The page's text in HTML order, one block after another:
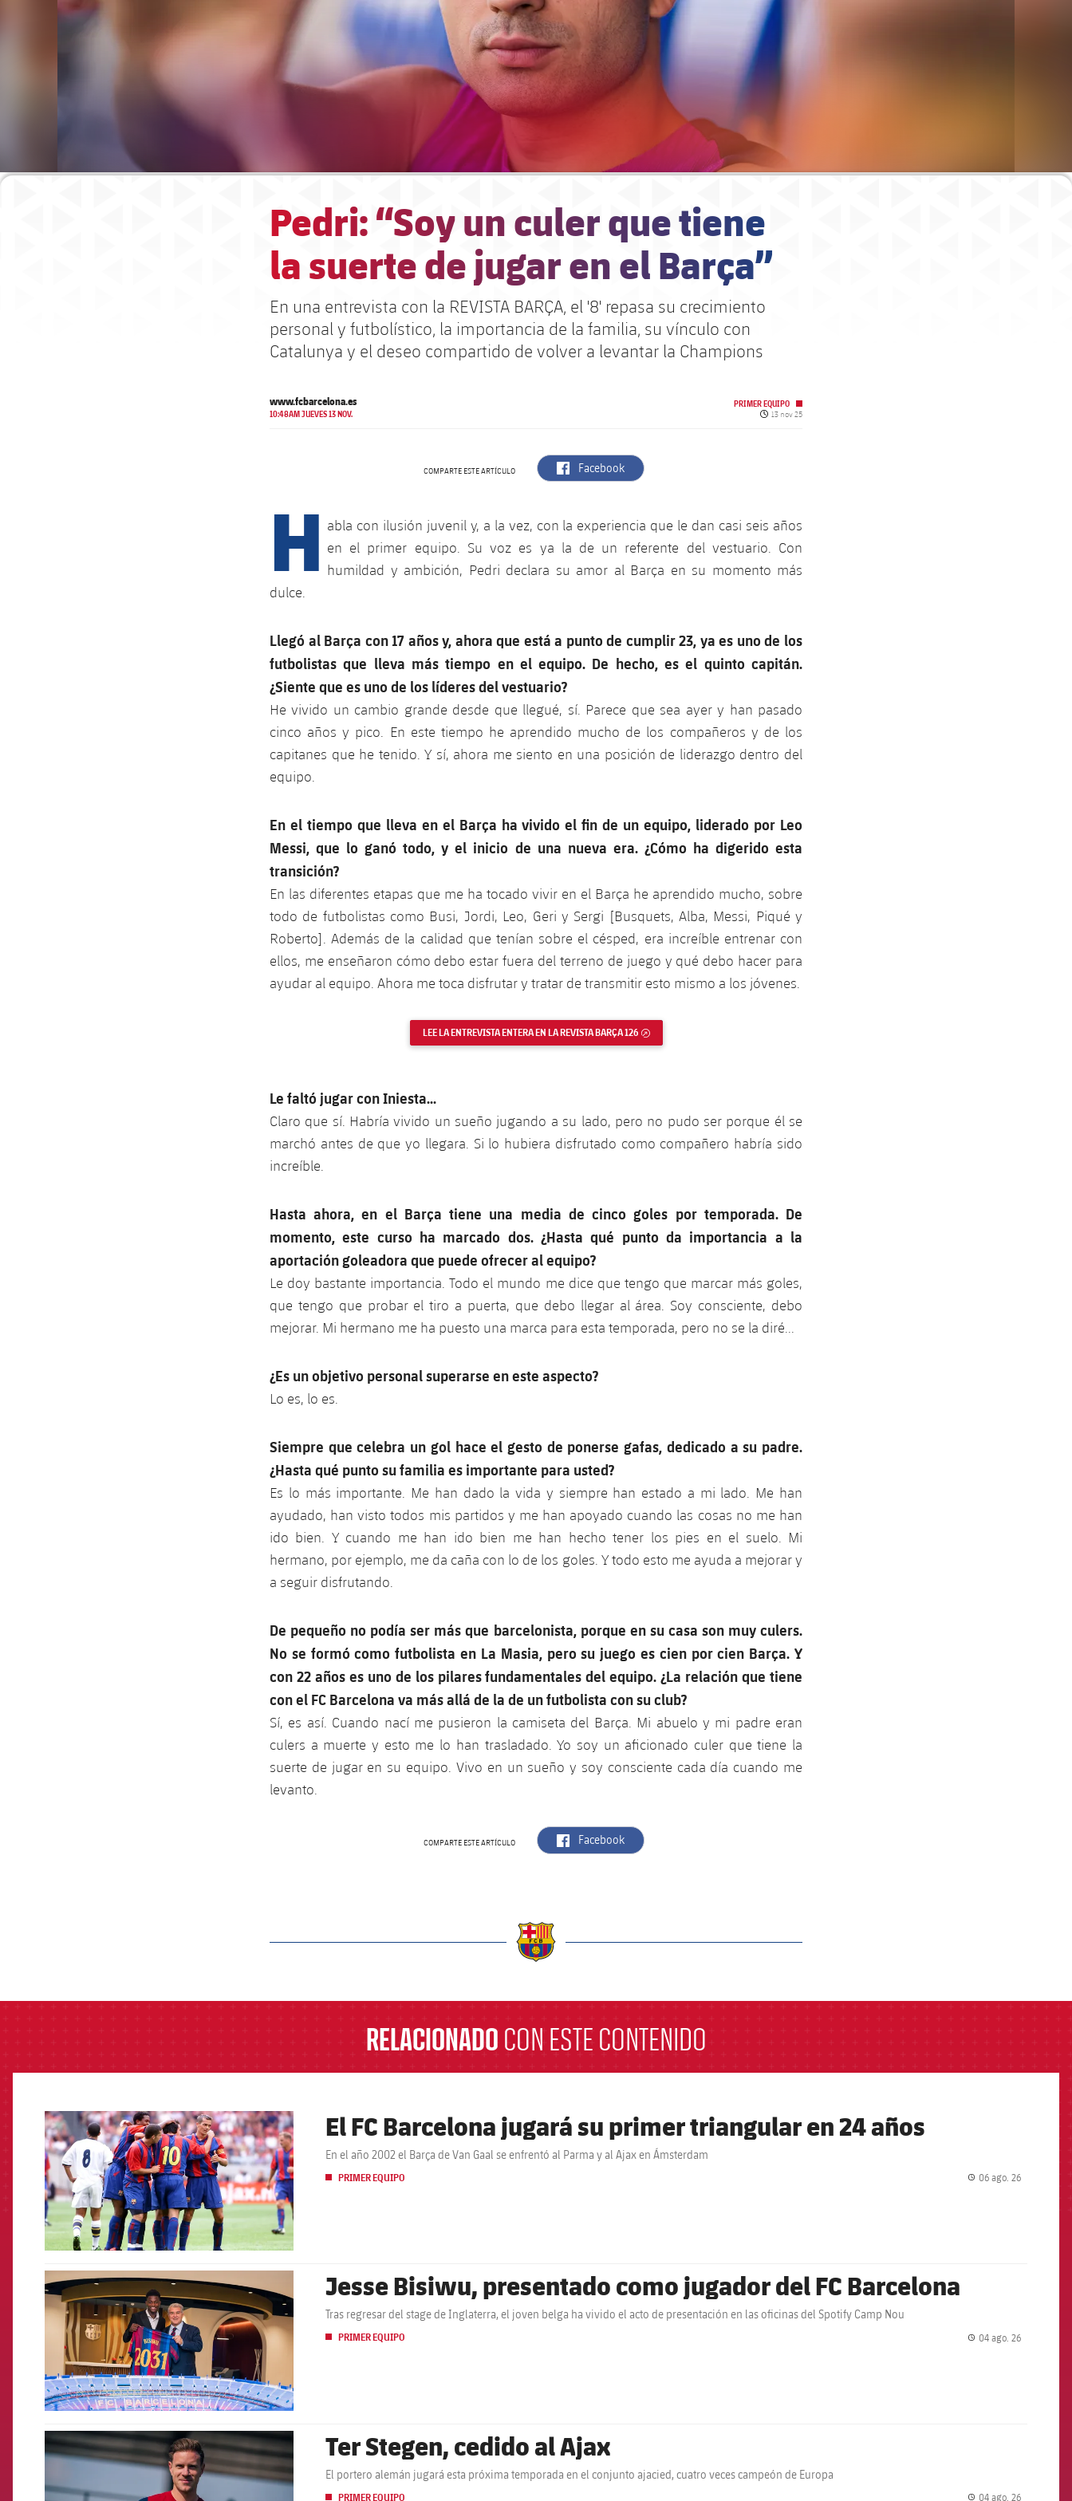
Pedri: “Soy un culer que tiene
la suerte de jugar en el Barça”
En una entrevista con la REVISTA BARÇA, el '8' repasa su crecimiento
personal y futbolístico, la importancia de la familia, su vínculo con
Catalunya y el deseo compartido de volver a levantar la Champions
www.fcbarcelona.es
10:48AM JUEVES 13 NOV.
PRIMER EQUIPO
Fecha de publicación
13 nov 25
COMPARTE ESTE ARTÍCULO label.aria.facebook
Facebook
H abla con ilusión juvenil y, a la vez, con la experiencia que le dan casi seis años
en el primer equipo. Su voz es ya la de un referente del vestuario. Con
humildad y ambición, Pedri declara su amor al Barça en su momento más
dulce.
Llegó al Barça con 17 años y, ahora que está a punto de cumplir 23, ya es uno de los
futbolistas que lleva más tiempo en el equipo. De hecho, es el quinto capitán.
¿Siente que es uno de los líderes del vestuario?
He vivido un cambio grande desde que llegué, sí. Parece que sea ayer y han pasado
cinco años y pico. En este tiempo he aprendido mucho de los compañeros y de los
capitanes que he tenido. Y sí, ahora me siento en una posición de liderazgo dentro del
equipo.
En el tiempo que lleva en el Barça ha vivido el fin de un equipo, liderado por Leo
Messi, que lo ganó todo, y el inicio de una nueva era. ¿Cómo ha digerido esta
transición?
En las diferentes etapas que me ha tocado vivir en el Barça he aprendido mucho, sobre
todo de futbolistas como Busi, Jordi, Leo, Geri y Sergi [Busquets, Alba, Messi, Piqué y
Roberto]. Además de la calidad que tenían sobre el césped, era increíble entrenar con
ellos, me enseñaron cómo debo estar fuera del terreno de juego y qué debo hacer para
ayudar al equipo. Ahora me toca disfrutar y tratar de transmitir esto mismo a los jóvenes.
LEE LA ENTREVISTA ENTERA EN LA REVISTA BARÇA 126 ENLACE EXTERNO
Le faltó jugar con Iniesta...
Claro que sí. Habría vivido un sueño jugando a su lado, pero no pudo ser porque él se
marchó antes de que yo llegara. Si lo hubiera disfrutado como compañero habría sido
increíble.
Hasta ahora, en el Barça tiene una media de cinco goles por temporada. De
momento, este curso ha marcado dos. ¿Hasta qué punto da importancia a la
aportación goleadora que puede ofrecer al equipo?
Le doy bastante importancia. Todo el mundo me dice que tengo que marcar más goles,
que tengo que probar el tiro a puerta, que debo llegar al área. Soy consciente, debo
mejorar. Mi hermano me ha puesto una marca para esta temporada, pero no se la diré...
¿Es un objetivo personal superarse en este aspecto?
Lo es, lo es.
Siempre que celebra un gol hace el gesto de ponerse gafas, dedicado a su padre.
¿Hasta qué punto su familia es importante para usted?
Es lo más importante. Me han dado la vida y siempre han estado a mi lado. Me han
ayudado, han visto todos mis partidos y me han apoyado cuando las cosas no me han
ido bien. Y cuando me han ido bien me han hecho tener los pies en el suelo. Mi
hermano, por ejemplo, me da caña con lo de los goles. Y todo esto me ayuda a mejorar y
a seguir disfrutando.
De pequeño no podía ser más que barcelonista, porque en su casa son muy culers.
No se formó como futbolista en La Masia, pero su juego es cien por cien Barça. Y
con 22 años es uno de los pilares fundamentales del equipo. ¿La relación que tiene
con el FC Barcelona va más allá de la de un futbolista con su club?
Sí, es así. Cuando nací me pusieron la camiseta del Barça. Mi abuelo y mi padre eran
culers a muerte y esto me lo han trasladado. Yo soy un aficionado culer que tiene la
suerte de jugar en su equipo. Vivo en un sueño y soy consciente cada día cuando me
levanto.
COMPARTE ESTE ARTÍCULO label.aria.facebook
Facebook
RELACIONADO CON ESTE CONTENIDO
FCB Barcelona badge El FC Barcelona jugará su primer triangular en 24 años
En el año 2002 el Barça de Van Gaal se enfrentó al Parma y al Ajax en Ámsterdam
PRIMER EQUIPO 06 ago. 26
FCB Barcelona badge Jesse Bisiwu, presentado como jugador del FC Barcelona
Tras regresar del stage de Inglaterra, el joven belga ha vivido el acto de presentación en las oficinas del Spotify Camp Nou
PRIMER EQUIPO 04 ago. 26
FCB Barcelona badge Ter Stegen, cedido al Ajax
El portero alemán jugará esta próxima temporada en el conjunto ajacied, cuatro veces campeón de Europa
PRIMER EQUIPO 04 ago. 26